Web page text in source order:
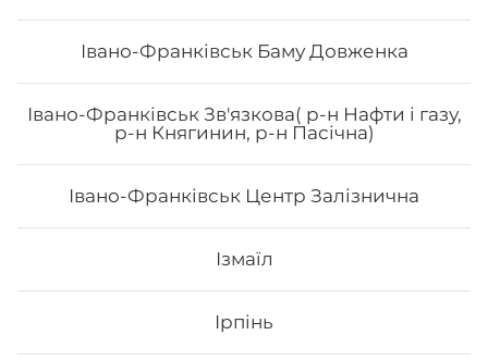
Івано-Франківськ Баму Довженка
Івано-Франківськ Зв'язкова( р-н Нафти і газу,
р-н Княгинин, р-н Пасічна)
Івано-Франківськ Центр Залізнична
Ізмаїл
Ірпінь
Сет Osama
Вага: 1180 г Склад: рол гриль голд, спайсі рол 🌶️,
філадельфія з лососем, авокадо рол з лососем